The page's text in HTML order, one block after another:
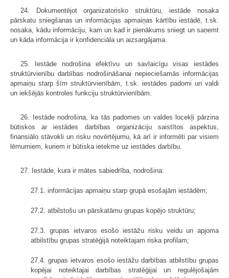
24. Dokumentējot organizatorisko struktūru, iestāde nosaka
pārskatu sniegšanas un informācijas apmaiņas kārtību iestādē, t.sk.
nosaka, kādu informāciju, kam un kad ir pienākums sniegt un saņemt
un kāda informācija ir konfidenciāla un aizsargājama.
25. Iestāde nodrošina efektīvu un savlaicīgu visas iestādes
struktūrvienību darbības nodrošināšanai nepieciešamās informācijas
apmaiņu starp šīm struktūrvienībām, t.sk. iestādes padomi un valdi
un iekšējās kontroles funkciju struktūrvienībām.
26. Iestāde nodrošina, ka tās padomes un valdes locekļi pārzina
būtiskos ar iestādes darbības organizāciju saistītos aspektus,
finansiālo stāvokli un risku novērtējumu, kā arī ir informēti par visiem
lēmumiem, kuriem ir būtiska ietekme uz iestādes darbību.
27. Iestāde, kura ir mātes sabiedrība, nodrošina:
27.1. informācijas apmaiņu starp grupā esošajām iestādēm;
27.2. atbilstošu un pārskatāmu grupas kopējo struktūru;
27.3. grupas ietvaros esošo iestāžu risku veidu un apjoma
atbilstību grupas stratēģijā noteiktajam riska profilam;
27.4. grupas ietvaros esošo iestāžu darbības atbilstību grupas
kopējai noteiktajai darbības stratēģijai un regulējošajām